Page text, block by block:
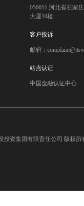
050051 河北省石家
大厦10楼
客户投诉
邮箱：
站点认证
中国金融认证中心
投资集团有限责任公司 版权所